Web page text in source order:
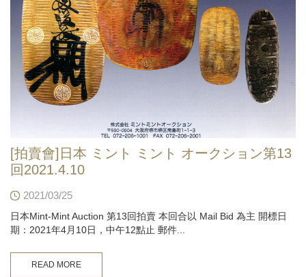
[拍賣會]日本 ミント ミント オークション第13
回2021.4.10
2021/03/25
日本Mint-Mint Auction 第13回拍賣 本回合以 Mail Bid 為主 開標日
期：2021年4月10日，中午12點止 郵件...
READ MORE